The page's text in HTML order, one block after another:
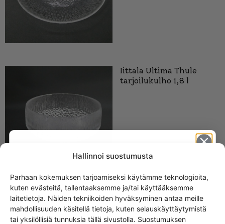
Hallinnoi suostumusta
Parhaan kokemuksen tarjoamiseksi käytämme teknologioita,
kuten evästeitä, tallentaaksemme ja/tai käyttääksemme
laitetietoja. Näiden tekniikoiden hyväksyminen antaa meille
mahdollisuuden käsitellä tietoja, kuten selauskäyttäytymistä
tai yksilöllisiä tunnuksia tällä sivustolla. Suostumuksen
Iittala Ultima Thule
tarjoilukulho 1,8 l
Iittala Ultima Thule
kolpakko 45 cl
Get -5%
off?